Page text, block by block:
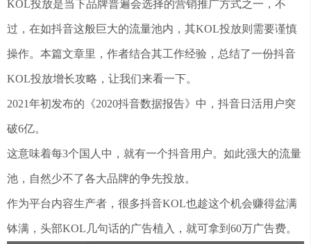
KOL投放是当下品牌普遍会选择的营销推广方式之一，不
过，在如抖音这般巨大的流量池内，其KOL投放则需要谨慎
操作。本篇文章里，作者结合其工作经验，总结了一份抖音
KOL投放增长攻略，让我们来看一下。
2021年初发布的《2020抖音数据报告》中，抖音日活用户突
破6亿。
这意味着每3个国人中，就有一个抖音用户。如此强大的流量
池，自然少不了各大品牌的争先投放。
作为平台内容生产者，很多抖音KOL也趁这个机会赚得盆满
钵满，头部KOL几句话的广告植入，就可拿到60万广告费。